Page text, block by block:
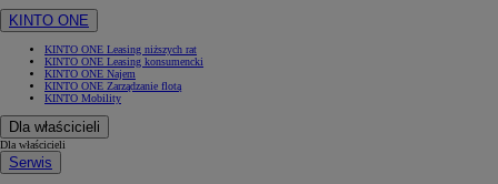
KINTO ONE
KINTO ONE Leasing niższych rat
KINTO ONE Leasing konsumencki
KINTO ONE Najem
KINTO ONE Zarządzanie flotą
KINTO Mobility
Dla właścicieli
Dla właścicieli
Serwis